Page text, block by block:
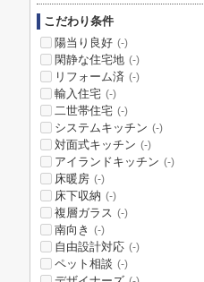
こだわり条件
陽当り良好 (-)
閑静な住宅地 (-)
リフォーム済 (-)
輸入住宅 (-)
二世帯住宅 (-)
システムキッチン (-)
対面式キッチン (-)
アイランドキッチン (-)
床暖房 (-)
床下収納 (-)
複層ガラス (-)
南向き (-)
自由設計対応 (-)
ペット相談 (-)